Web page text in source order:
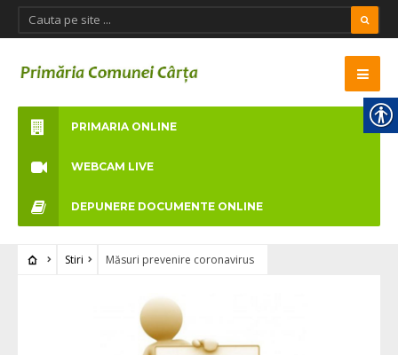
PRIMARIA ONLINE
WEBCAM LIVE
DEPUNERE DOCUMENTE ONLINE
Stiri Măsuri prevenire coronavirus